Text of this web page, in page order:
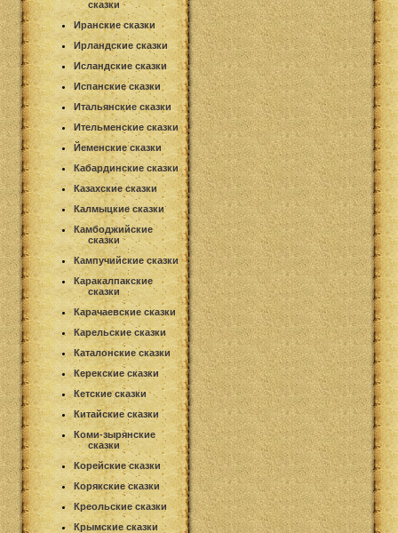
сказки
Иранские сказки
Ирландские сказки
Исландские сказки
Испанские сказки
Итальянские сказки
Ительменские сказки
Йеменские сказки
Кабардинские сказки
Казахские сказки
Калмыцкие сказки
Камбоджийские
сказки
Кампучийские сказки
Каракалпакские
сказки
Карачаевские сказки
Карельские сказки
Каталонские сказки
Керекские сказки
Кетские сказки
Китайские сказки
Коми-зырянские
сказки
Корейские сказки
Корякские сказки
Креольские сказки
Крымские сказки